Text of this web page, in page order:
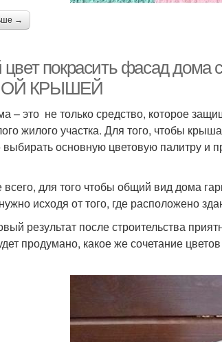
→
цвет покрасить фасад
КРЫШЕЙ
– это не только средство, которое
жилого участка. Для того, чтобы
основную цветовую палитру и
для того чтобы общий вид дома
исходя от того, где расположено
результат после строительства
продумано, какое же сочетание